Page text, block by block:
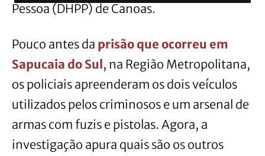
Pessoa (DHPP) de Canoas.
Pouco antes da prisão que ocorreu em
Sapucaia do Sul, na Região Metropolitana,
os policiais apreenderam os dois veículos
utilizados pelos criminosos e um arsenal de
armas com fuzis e pistolas. Agora, a
investigação apura quais são os outros